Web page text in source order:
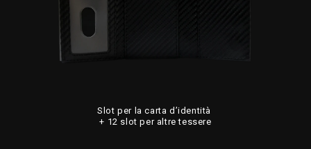
Slot per la carta d’identità
+ 12 slot per altre tessere